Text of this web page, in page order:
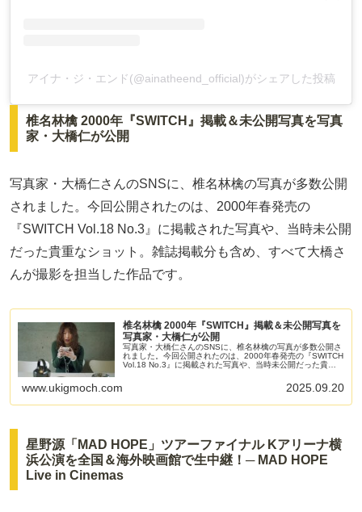
アイナ・ジ・エンド(@ainatheend_official)がシェアした投稿
椎名林檎 2000年『SWITCH』掲載＆未公開写真を写真
家・大橋仁が公開
写真家・大橋仁さんのSNSに、椎名林檎の写真が多数公開
されました。今回公開されたのは、2000年春発売の
『SWITCH Vol.18 No.3』に掲載された写真や、当時未公開
だった貴重なショット。雑誌掲載分も含め、すべて大橋さ
んが撮影を担当した作品です。
椎名林檎 2000年『SWITCH』掲載＆未公開写真を
写真家・大橋仁が公開
写真家・大橋仁さんのSNSに、椎名林檎の写真が多数公開さ
れました。今回公開されたのは、2000年春発売の『SWITCH
Vol.18 No.3』に掲載された写真や、当時未公開だった貴重
www.ukigmoch.com 2025.09.20
星野源「MAD HOPE」ツアーファイナル Kアリーナ横
浜公演を全国＆海外映画館で生中継！─ MAD HOPE
Live in Cinemas